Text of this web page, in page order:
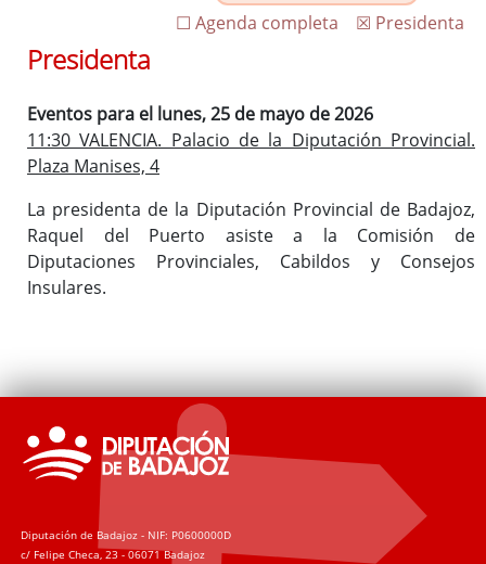
☒ Presidenta
☐ Agenda completa
Presidenta
Eventos para el lunes, 25 de mayo de 2026
11:30 VALENCIA. Palacio de la Diputación Provincial.
Plaza Manises, 4
La presidenta de la Diputación Provincial de Badajoz,
Raquel del Puerto asiste a la Comisión de
Diputaciones Provinciales, Cabildos y Consejos
Insulares.
Diputación de Badajoz - NIF: P0600000D
c/ Felipe Checa, 23 - 06071 Badajoz